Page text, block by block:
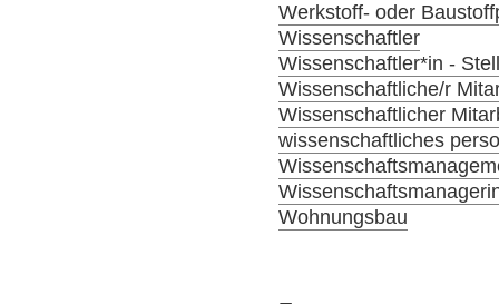
Werkstoff- oder
Wissenschaftler
Wissenschaftler*in -
Wissenschaftliche/r
Wissenschaftlicher
wissenschaftliches
Wohnungsbau